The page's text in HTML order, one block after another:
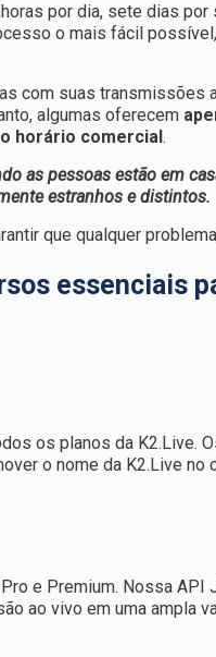
por dia, sete dias por
o mais fácil
com suas transmissões
algumas oferecem
horário comercial.
as pessoas estão em
estranhos e distintos.
que qualquer
essenciais
os planos da K2.Live.
o nome da K2.Live no
Pro e Premium. Nossa API
ao vivo em uma ampla